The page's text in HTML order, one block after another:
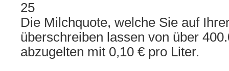
25
Die Milchquote, welche Sie auf
überschreiben lassen von über
abzugelten mit 0,10 € pro Liter.